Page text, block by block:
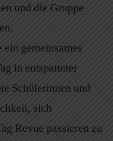
und die Gruppe
gemeinsames
in entspannter
Schülerinnen und
sich
Revue passieren zu